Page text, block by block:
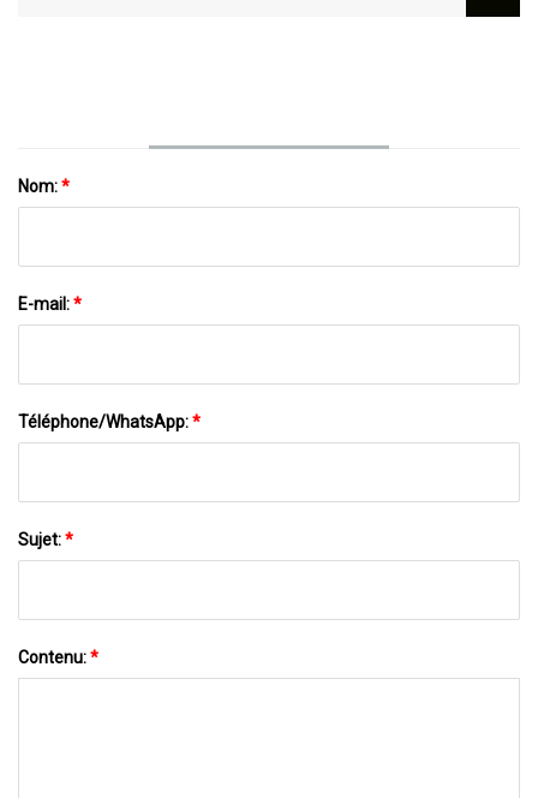
Nom:*
E-mail:*
Téléphone/WhatsApp:*
Sujet:*
Contenu:*